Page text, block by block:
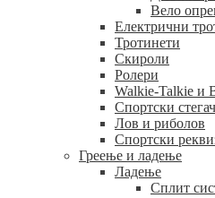
Вело
Електрични
Тротинети
Скироли
Ролери
Walkie-Talkie и
Спортски
Лов и риболов
Спортски
Греење и ладење
Ладење
Сплит